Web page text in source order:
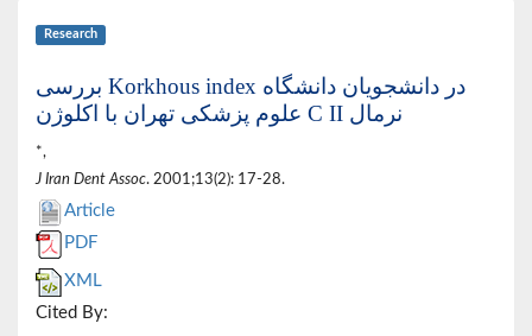
Research
بررسی Korkhous index در دانشجویان دانشگاه
علوم پزشکی تهران با اکلوژن C II نرمال
*,
J Iran Dent Assoc. 2001;13(2): 17-28.
Article
PDF
XML
Cited By: